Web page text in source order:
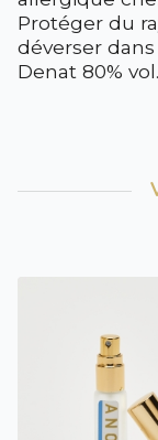
Protéger du
déverser
Denat 80%